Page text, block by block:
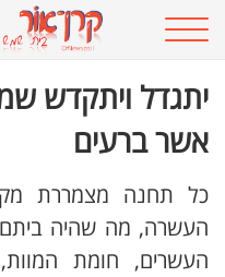
יתגדל ויתקדש
אשר ברעים
כל תחנה מצמררת
העשרה, מה שהיה ביתם
העשרים, חומת